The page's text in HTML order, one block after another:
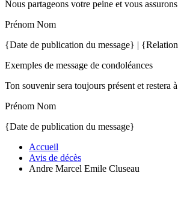
Nous partageons votre peine et vous
Prénom Nom
{Date de publication du message} |
Exemples de message de condoléances
Ton souvenir sera toujours présent et restera
Prénom Nom
{Date de publication du message}
Accueil
Avis de décès
Andre Marcel Emile Cluseau